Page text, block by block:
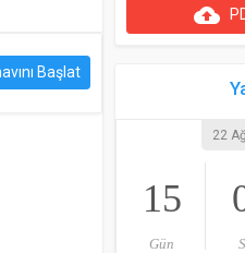
Başlat
cloud_upload
22
15
Gün